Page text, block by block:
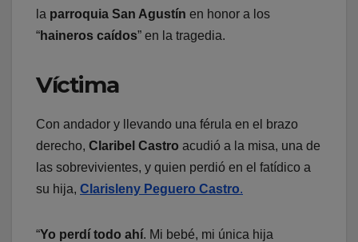
la parroquia San Agustín en honor a los
“haineros caídos” en la tragedia.
Víctima
Con andador y llevando una férula en el brazo
derecho, Claribel Castro acudió a la misa, una de
las sobrevivientes, y quien perdió en el fatídico a
su hija, Clarisleny Peguero Castro.
“Yo perdí todo ahí. Mi bebé, mi única hija